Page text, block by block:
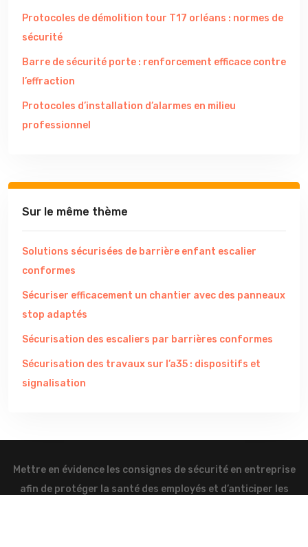
Protocoles de démolition tour T17 orléans : normes de
sécurité
Barre de sécurité porte : renforcement efficace contre
l’effraction
Protocoles d’installation d’alarmes en milieu
professionnel
Sur le même thème
Solutions sécurisées de barrière enfant escalier
conformes
Sécuriser efficacement un chantier avec des panneaux
stop adaptés
Sécurisation des escaliers par barrières conformes
Sécurisation des travaux sur l’a35 : dispositifs et
signalisation
Mettre en évidence les consignes de sécurité en entreprise
afin de protéger la santé des employés et d’anticiper les